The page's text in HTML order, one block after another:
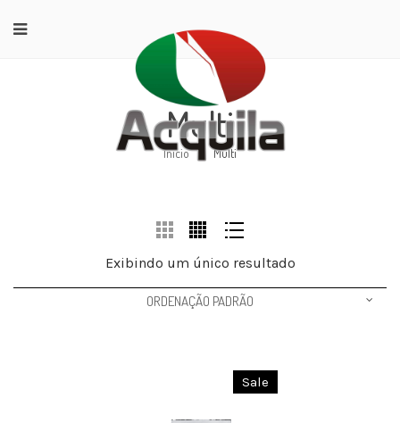
Multi
Início / Multi
Exibindo um único resultado
ORDENAÇÃO PADRÃO
Sale